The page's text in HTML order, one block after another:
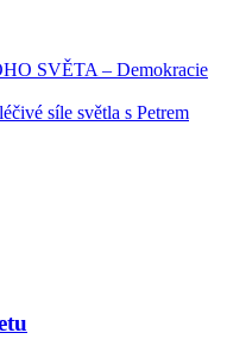
SVĚTA – Demokracie
síle světla s Petrem